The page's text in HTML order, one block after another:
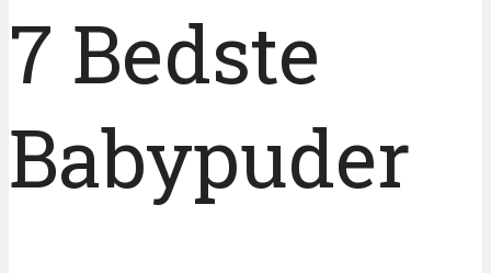
7 Bedste
Babypuder